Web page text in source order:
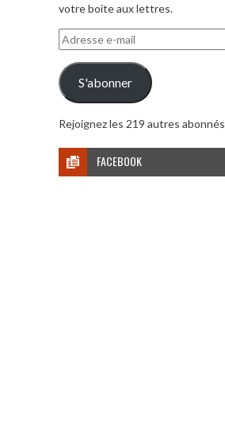
votre boite aux lettres.
Adresse
e-
mail
S'abonner
Rejoignez les 219 autres abonnés
FACEBOOK